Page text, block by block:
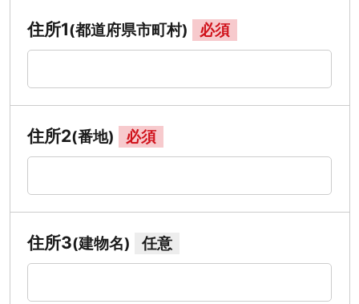
住所1(都道府県市町村) 必須
住所2(番地) 必須
住所3(建物名) 任意